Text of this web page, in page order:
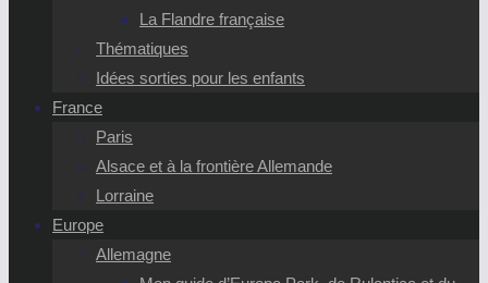
La Flandre française
Thématiques
Idées sorties pour les enfants
France
Paris
Alsace et à la frontière Allemande
Lorraine
Europe
Allemagne